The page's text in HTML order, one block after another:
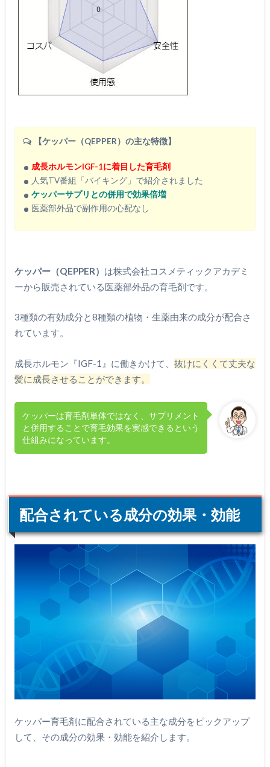
【ケッパー（QEPPER）の主な特徴】
成長ホルモンIGF-1に着目した育毛剤
人気TV番組「バイキング」で紹介されました
ケッパーサプリとの併用で効果倍増
医薬部外品で副作用の心配なし
ケッパー（QEPPER） は株式会社コスメティックアカデミ
ーから販売されている医薬部外品の育毛剤です。
3種類の有効成分と8種類の植物・生薬由来の成分が配合さ
れています。
成長ホルモン『IGF-1』に働きかけて、 抜けにくくて丈夫な
髪に成長させることができます。
ケッパーは育毛剤単体ではなく、サプリメント
と併用することで育毛効果を実感できるという
仕組みになっています。
配合されている成分の効果・効能
ケッパー育毛剤に配合されている主な成分をピックアップ
して、その成分の効果・効能を紹介します。